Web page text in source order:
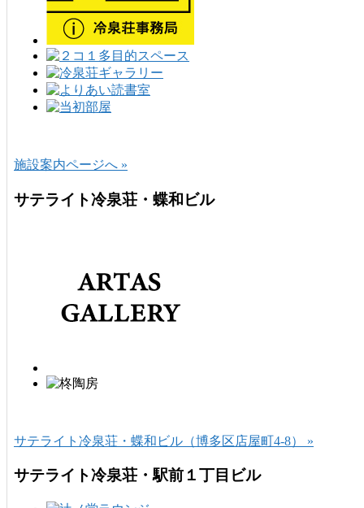
施設案内ページへ »
サテライト冷泉荘・蝶和ビル
サテライト冷泉荘・蝶和ビル（博多区店屋町4-8） »
サテライト冷泉荘・駅前１丁目ビル